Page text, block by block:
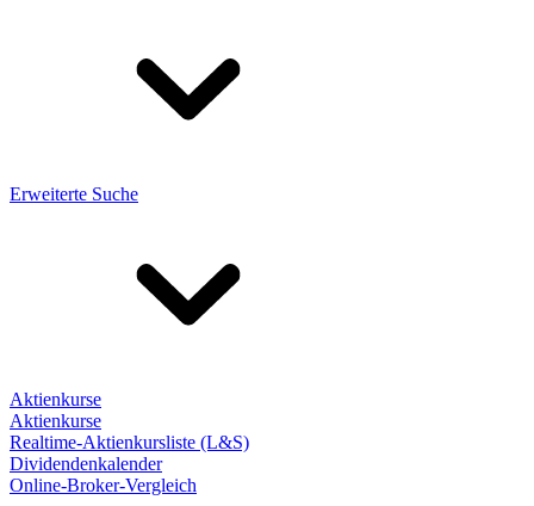
Erweiterte Suche
Aktienkurse
Aktienkurse
Realtime-Aktienkursliste (L&S)
Dividendenkalender
Online-Broker-Vergleich